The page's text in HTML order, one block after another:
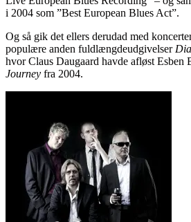
i 2004 som ”Best European Blues Act”.
Og så gik det ellers derudad med
populære anden fuldlængdeudgivelser
hvor Claus Daugaard havde afløst Esben
Journey fra 2004.